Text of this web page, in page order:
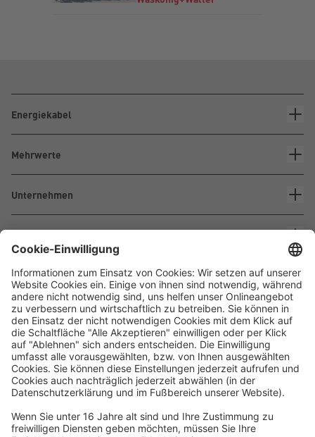
Energiekabel
Mehrwerte
Unternehmen
Waskönig+Walter
Kabel-Werk GmbH u. Co. KG
Ostermoorstraße 77
26683 Saterland
Fax +49 4498 88-900